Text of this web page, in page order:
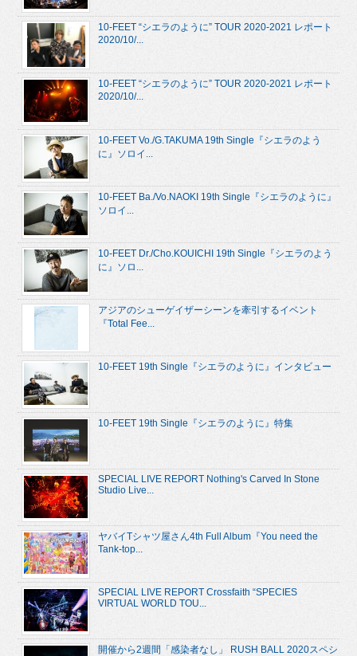
10-FEET “シエラのように” TOUR 2020-2021 レポート
2020/10/...
10-FEET “シエラのように” TOUR 2020-2021 レポート
2020/10/...
10-FEET Vo./G.TAKUMA 19th Single『シエラのよう
に』ソロイ...
10-FEET Ba./Vo.NAOKI 19th Single『シエラのように』
ソロイ...
10-FEET Dr./Cho.KOUICHI 19th Single『シエラのよう
に』ソロ...
アジアのシューゲイザーシーンを牽引するイベント
『Total Fee...
10-FEET 19th Single『シエラのように』インタビュー
10-FEET 19th Single『シエラのように』特集
SPECIAL LIVE REPORT Nothing's Carved In Stone
Studio Live...
ヤバイTシャツ屋さん4th Full Album『You need the
Tank-top...
SPECIAL LIVE REPORT Crossfaith “SPECIES
VIRTUAL WORLD TOU...
開催から2週間「感染者なし」 RUSH BALL 2020スペシ